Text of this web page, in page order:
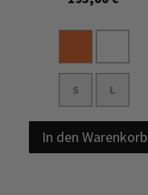
S L
In den Warenkorb